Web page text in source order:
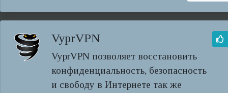
VyprVPN
VyprVPN позволяет восстановить
конфиденциальность, безопасность
и свободу в Интернете так же